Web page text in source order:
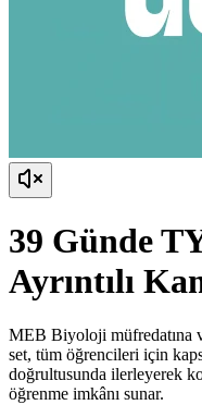
39 Günde
Ayrıntılı
MEB Biyoloji müfredatına
set, tüm öğrencileri için
doğrultusunda ilerleyerek
öğrenme imkânı sunar.